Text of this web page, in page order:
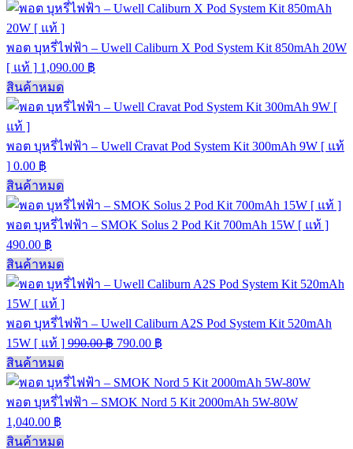
พอต บุหรี่ไฟฟ้า – Uwell Caliburn X Pod System Kit 850mAh 20W
[ แท้ ] 1,090.00 ฿
สินค้าหมด
พอต บุหรี่ไฟฟ้า – Uwell Cravat Pod System Kit 300mAh 9W [ แท้
] 0.00 ฿
สินค้าหมด
พอต บุหรี่ไฟฟ้า – SMOK Solus 2 Pod Kit 700mAh 15W [ แท้ ]
490.00 ฿
สินค้าหมด
พอต บุหรี่ไฟฟ้า – Uwell Caliburn A2S Pod System Kit 520mAh
15W [ แท้ ] 990.00฿ 790.00 ฿
สินค้าหมด
พอต บุหรี่ไฟฟ้า – SMOK Nord 5 Kit 2000mAh 5W-80W
1,040.00 ฿
สินค้าหมด